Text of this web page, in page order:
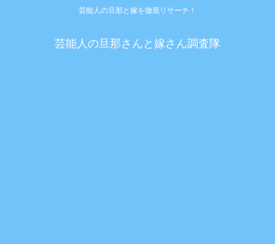
芸能人の旦那と嫁を徹底リサーチ！
芸能人の旦那さんと嫁さん調査隊